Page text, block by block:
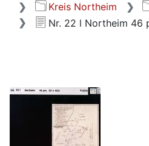
Kreis Northeim
Nr. 22 l Northeim 46